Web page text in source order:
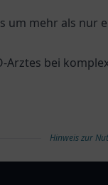
um mehr als nur
Arztes bei
Hinweis zur